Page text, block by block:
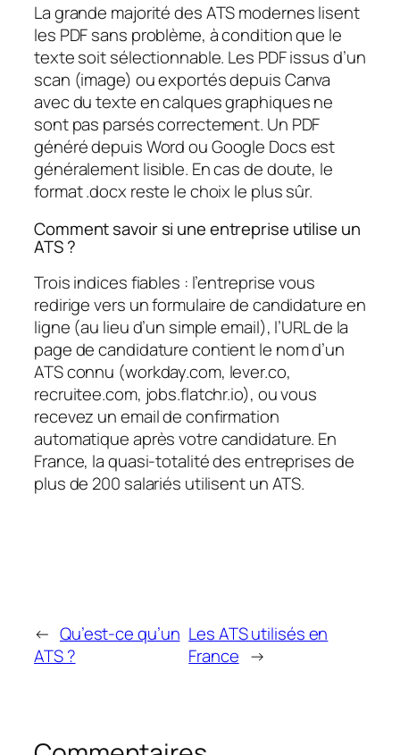
La grande majorité des ATS modernes lisent
les PDF sans problème, à condition que le
texte soit sélectionnable. Les PDF issus d’un
scan (image) ou exportés depuis Canva
avec du texte en calques graphiques ne
sont pas parsés correctement. Un PDF
généré depuis Word ou Google Docs est
généralement lisible. En cas de doute, le
format .docx reste le choix le plus sûr.
Comment savoir si une entreprise utilise un
ATS ?
Trois indices fiables : l’entreprise vous
redirige vers un formulaire de candidature en
ligne (au lieu d’un simple email), l’URL de la
page de candidature contient le nom d’un
ATS connu (workday.com, lever.co,
recruitee.com, jobs.flatchr.io), ou vous
recevez un email de confirmation
automatique après votre candidature. En
France, la quasi-totalité des entreprises de
plus de 200 salariés utilisent un ATS.
← Qu’est-ce qu’un
ATS ?
Les ATS utilisés en
France →